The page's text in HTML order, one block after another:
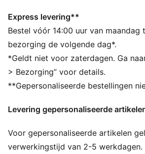
Het bovenwerk van de schoenen is
minstens 20% gerecyclede
is gemaakt van minstens 10%
DETAILS
Normale breedte
Bovenwerk van textiel
Vetersluiting
Buitenzool van EVA en gezoneerd
PUMA voor jongeren: aanbevolen
kinderen tussen 8 en 16 jaar
Express levering**
Bestel vóór 14:00 uur van
bezorging de volgende dag*.
*Geldt niet voor zaterdagen. Ga
> Bezorging” voor details.
**Gepersonaliseerde bestellingen
Levering gepersonaliseerde
Voor gepersonaliseerde artikelen
verwerkingstijd van 2-5 werkdagen.